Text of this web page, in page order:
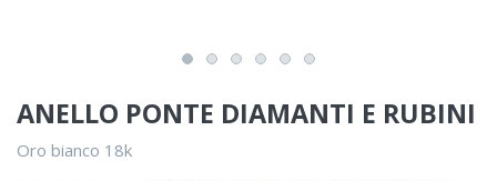
ANELLO PONTE DIAMANTI E RUBINI
Oro bianco 18k